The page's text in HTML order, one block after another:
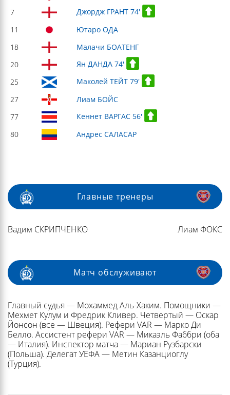
7
Джордж ГРАНТ 74'
11
Ютаро ОДА
18
Малачи БОАТЕНГ
20
Ян ДАНДА 74'
25
Маколей ТЕЙТ 79'
27
Лиам БОЙС
77
Кеннет ВАРГАС 56'
80
Андрес САЛАCАР
Главные тренеры
Вадим СКРИПЧЕНКО Лиам ФОКС
Матч обслуживают
Главный судья — Мохаммед Аль-Хаким. Помощники —
Мехмет Кулум и Фредрик Кливер. Четвертый — Оскар
Йонсон (все — Швеция). Рефери VAR — Марко Ди
Белло. Ассистент рефери VAR — Микаэль Фаббри (оба
— Италия). Инспектор матча — Мариан Рузбарски
(Польша). Делегат УЕФА — Метин Казанциоглу
(Турция).